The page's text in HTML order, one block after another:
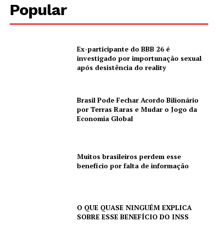
Popular
Ex-participante do BBB 26 é
investigado por importunação sexual
após desistência do reality
Brasil Pode Fechar Acordo Bilionário
por Terras Raras e Mudar o Jogo da
Economia Global
Muitos brasileiros perdem esse
benefício por falta de informação
O QUE QUASE NINGUÉM EXPLICA
SOBRE ESSE BENEFÍCIO DO INSS